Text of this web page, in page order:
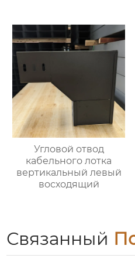
Угловой отвод
кабельного лотка
вертикальный левый
восходящий
Связанный